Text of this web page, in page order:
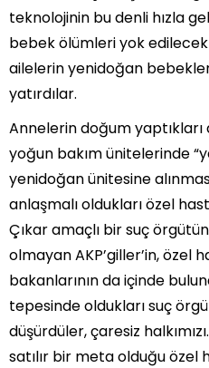
teknolojinin bu denli hızla
bebek ölümleri yok
ailelerin yenidoğan
yatırdılar.
Annelerin doğum
yoğun bakım ünitelerinde
yenidoğan ünitesine
anlaşmalı oldukları özel
Çıkar amaçlı bir suç
olmayan AKP’giller’in, özel
bakanlarının da içinde
tepesinde oldukları suç
düşürdüler, çaresiz
satılır bir meta olduğu özel